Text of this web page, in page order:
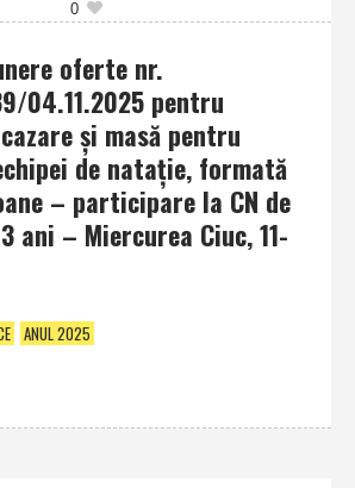
0
oferte nr.
04.11.2025 pentru
şi masă pentru
de nataţie, formată
– participare la CN de
ani – Miercurea Ciuc, 11-
ANUL 2025